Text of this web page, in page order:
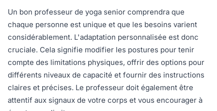
Un bon professeur de yoga senior comprendra que
chaque personne est unique et que les besoins varient
considérablement. L'adaptation personnalisée est donc
cruciale. Cela signifie modifier les postures pour tenir
compte des limitations physiques, offrir des options pour
différents niveaux de capacité et fournir des instructions
claires et précises. Le professeur doit également être
attentif aux signaux de votre corps et vous encourager à